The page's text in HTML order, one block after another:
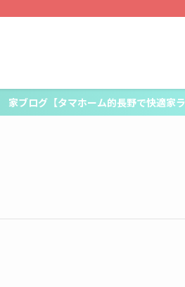
家ブログ【タマホーム的長野で快適家